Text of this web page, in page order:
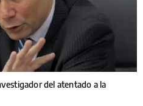
del atentado a la